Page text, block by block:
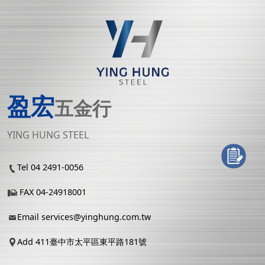
盈宏五金行
YING HUNG STEEL
Tel 04 2491-0056
FAX 04-24918001
Email services@yinghung.com.tw
Add 411臺中市太平區東平路181號